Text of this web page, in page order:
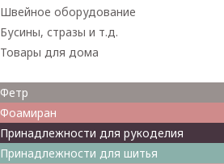
Швейное оборудование
Бусины, стразы и т.д.
Товары для дома
Фетр
Фоамиран
Принадлежности для рукоделия
Принадлежности для шитья